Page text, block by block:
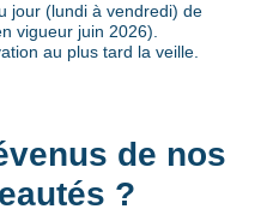
jour (lundi à vendredi) de
vigueur juin 2026).
au plus tard la veille.
de nos
?